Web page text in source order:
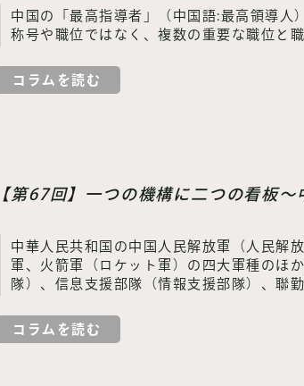
中国の「最高指導者」（中国語:最高領導人
称号や職位ではなく、複数の重要な職位と
コラムを読む
【第67回】一つの機構に二つの看板
中華人民共和国の中国人民解放軍（人民解
軍、火箭軍（ロケット軍）の四大軍種のほ
隊）、信息支援部隊（情報支援部隊）、聯
コラムを読む